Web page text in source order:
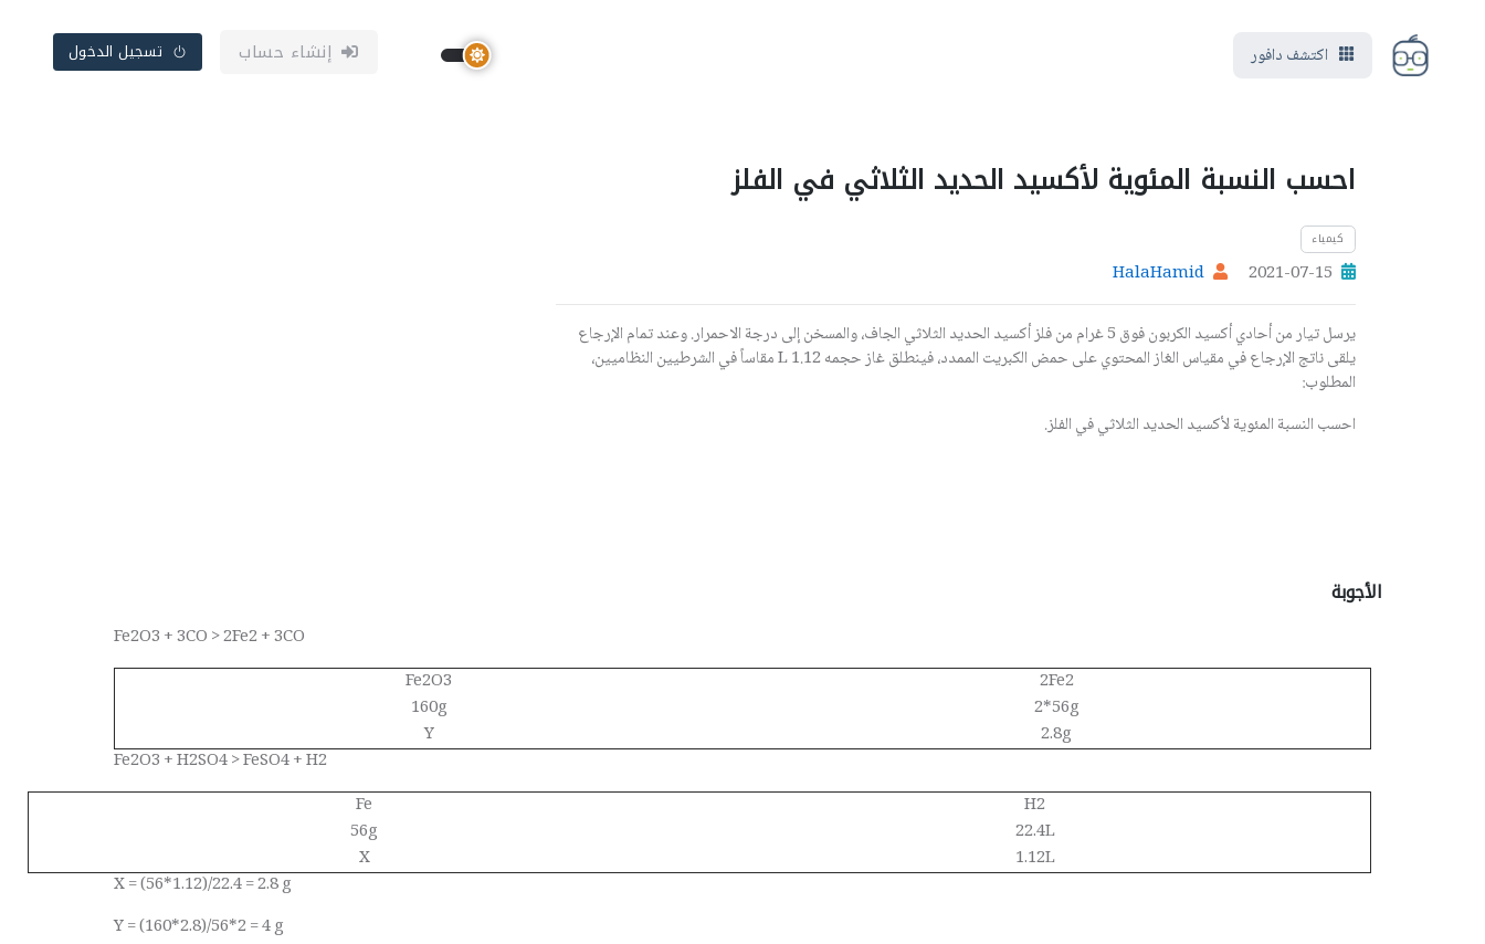
اكتشف دافور إنشاء حساب تسجيل الدخول
احسب النسبة المئوية لأكسيد الحديد الثلاثي في الفلز
كيمياء
2021-07-15
HalaHamid
يرسل تيار من أحادي أكسيد الكربون فوق 5 غرام من فلز أكسيد الحديد الثلاثي الجاف، والمسخن إلى درجة الاحمرار. وعند تمام الإرجاع
يلقى ناتج الإرجاع في مقياس الغاز المحتوي على حمض الكبريت الممدد، فينطلق غاز حجمه 1.12 L مقاساً في الشرطيين النظاميين،
المطلوب:
احسب النسبة المئوية لأكسيد الحديد الثلاثي في الفلز.
الأجوبة
Fe2O3 + 3CO > 2Fe2 + 3CO
2Fe2
Fe2O3
2*56g
160g
2.8g
Y
Fe2O3 + H2SO4 > FeSO4 + H2
H2
Fe
22.4L
56g
1.12L
X
X = (56*1.12)/22.4 = 2.8 g
Y = (160*2.8)/56*2 = 4 g